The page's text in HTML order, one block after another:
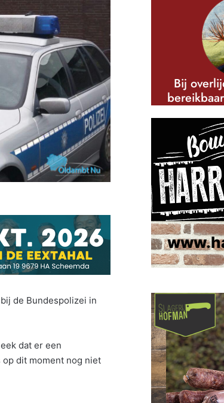
de Bundespolizei in
dat er een
dit moment nog niet